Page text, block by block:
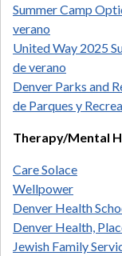
Summer Camp
verano
United Way 2025
de verano
Denver Parks and
de Parques y
Therapy/Mental
Care Solace
Wellpower
Denver Health
Denver Health,
Jewish Family